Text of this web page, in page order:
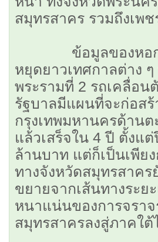
สมุทรสาคร รวมถึงเพ
ข้อมูลของหอการ
หยุดยาวเทศกาลต่าง
พระรามที่ 2 รถเคลื่อน
รัฐบาลมีแผนที่จะก่อส
กรุงเทพมหานครด้านต
แล้วเสร็จใน 4 ปี ตั้งแ
ล้านบาท แต่ก็เป็นเพีย
ทางจังหวัดสมุทรสาคร
ขยายจากเส้นทางระ
หนาแน่นของการจรา
สมุทรสาครลงสู่ภาคใ